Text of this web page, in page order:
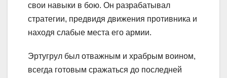
свои навыки в бою. Он разрабатывал
стратегии, предвидя движения противника и
находя слабые места его армии.
Эртугрул был отважным и храбрым воином,
всегда готовым сражаться до последней